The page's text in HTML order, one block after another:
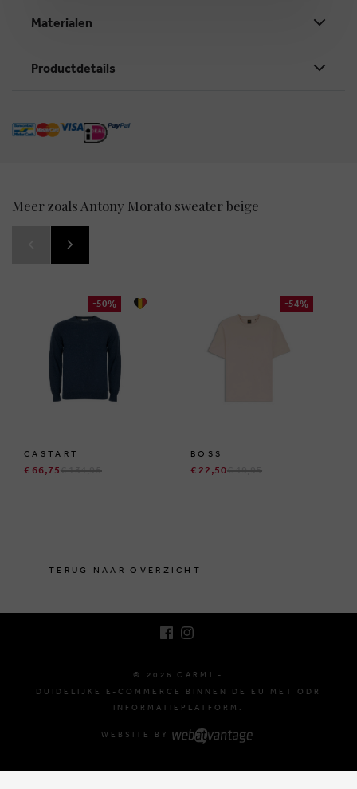
Materialen
Productdetails
Meer zoals Antony Morato sweater beige
-50%
CASTART
€ 66,75€ 134,95
-54%
BOSS
€ 22,50€ 49,95
TERUG NAAR OVERZICHT
© 2026 CARMI -
DUIDELIJKE E-COMMERCE BINNEN DE EU MET ODR
INFORMATIEPLATFORM.
WEBSITE BY